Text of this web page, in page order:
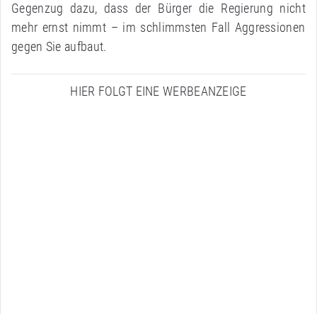
Gegenzug dazu, dass der Bürger die Regierung nicht
mehr ernst nimmt – im schlimmsten Fall Aggressionen
gegen Sie aufbaut.
HIER FOLGT EINE WERBEANZEIGE